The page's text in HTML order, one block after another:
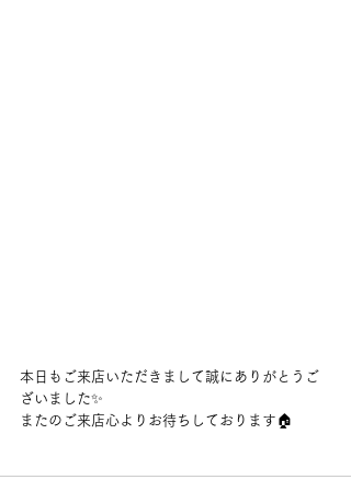
本日もご来店いただきまして誠にありがとうご
ざいました✨
またのご来店心よりお待ちしております🏠